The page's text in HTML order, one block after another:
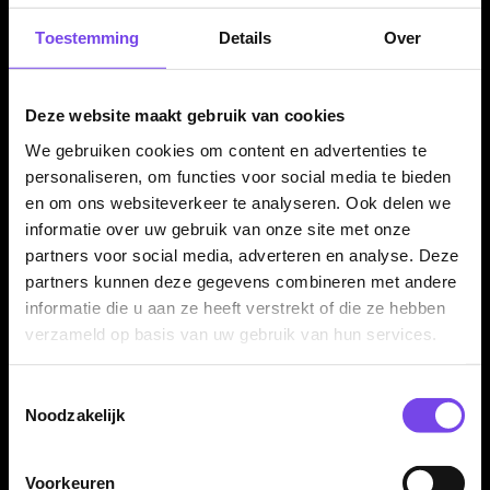
Toestemming Details Over
Deze website maakt gebruik van cookies
We gebruiken cookies om content en advertenties te
personaliseren, om functies voor social media te bieden
en om ons websiteverkeer te analyseren. Ook delen we
informatie over uw gebruik van onze site met onze
partners voor social media, adverteren en analyse. Deze
partners kunnen deze gegevens combineren met andere
informatie die u aan ze heeft verstrekt of die ze hebben
verzameld op basis van uw gebruik van hun services.
Noodzakelijk
Voorkeuren
Verkrijgbaar in meerdere kleuren
uitvoeringen, waaronder Clear Black, Clear Red, Clear Purple
en Glitter Gold. Zo kun je een kleur kiezen die past bij je
dartsetup of persoonlijke stijl.
Darts en flights niet inbegrepen
Dit product bestaat uit de Condor Dual Case Fits All AXE
Flights zelf. Darts, Condor flights, shafts, punten en overige
accessoires worden niet meegeleverd en moeten apart